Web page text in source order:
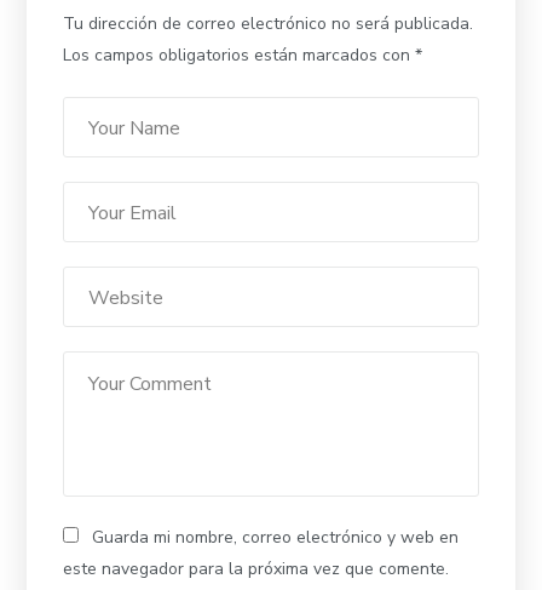
Tu dirección de correo electrónico no será publicada.
Los campos obligatorios están marcados con*
Guarda mi nombre, correo electrónico y web en
este navegador para la próxima vez que comente.